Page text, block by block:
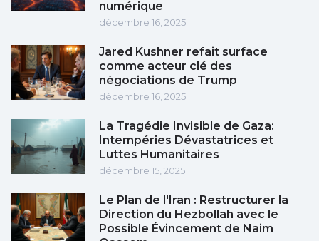
numérique
décembre 16, 2025
Jared Kushner refait surface
comme acteur clé des
négociations de Trump
décembre 16, 2025
La Tragédie Invisible de Gaza:
Intempéries Dévastatrices et
Luttes Humanitaires
décembre 15, 2025
Le Plan de l'Iran : Restructurer la
Direction du Hezbollah avec le
Possible Évincement de Naim